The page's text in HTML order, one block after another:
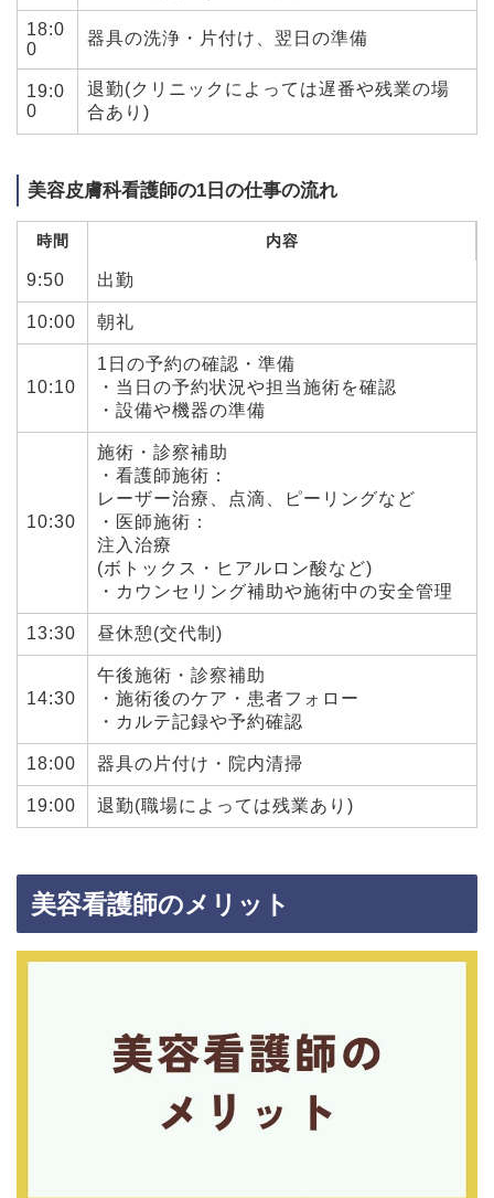
18:0
0
器具の洗浄・片付け、翌日の準備
19:0
0
退勤(クリニックによっては遅番や残業の場
合あり)
美容皮膚科看護師の1日の仕事の流れ
時間 内容
9:50 出勤
10:00 朝礼
10:10
1日の予約の確認・準備
・当日の予約状況や担当施術を確認
・設備や機器の準備
10:30
施術・診察補助
・看護師施術：
レーザー治療、点滴、ピーリングなど
・医師施術：
注入治療
(ボトックス・ヒアルロン酸など)
・カウンセリング補助や施術中の安全管理
13:30 昼休憩(交代制)
14:30
午後施術・診察補助
・施術後のケア・患者フォロー
・カルテ記録や予約確認
18:00 器具の片付け・院内清掃
19:00 退勤(職場によっては残業あり)
美容看護師のメリット